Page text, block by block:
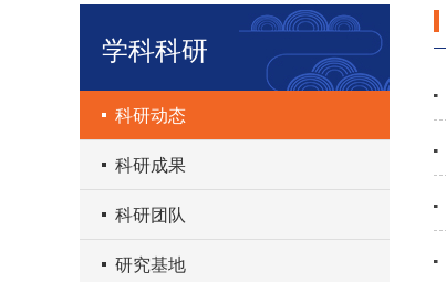
学科科研
科研动态
科研成果
科研团队
研究基地